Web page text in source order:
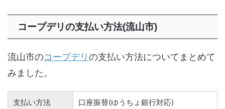
コープデリの支払い方法(流山市)
流山市のコープデリの支払い方法についてまとめて
みました。
支払い方法
口座振替(ゆうちょ銀行対応)